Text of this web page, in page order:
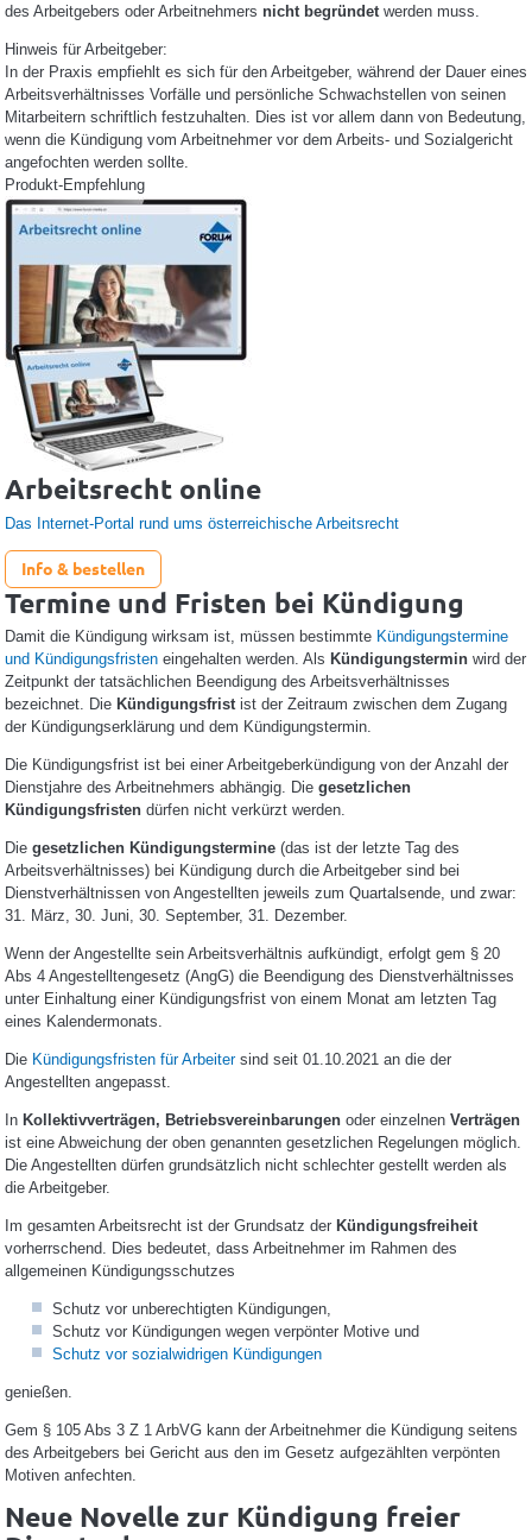
des Arbeitgebers oder Arbeitnehmers nicht begründetwerden muss.
Hinweis für Arbeitgeber:
In der Praxis empfiehlt es sich für den Arbeitgeber, während der Dauer eines
Arbeitsverhältnisses Vorfälle und persönliche Schwachstellen von seinen
Mitarbeitern schriftlich festzuhalten. Dies ist vor allem dann von Bedeutung,
wenn die Kündigung vom Arbeitnehmer vor dem Arbeits- und Sozialgericht
angefochten werden sollte.
Produkt-Empfehlung
Arbeitsrecht online
Das Internet-Portal rund ums österreichische Arbeitsrecht
Info & bestellen
Termine und Fristen bei Kündigung
Damit die Kündigung wirksam ist, müssen bestimmte Kündigungstermine
und Kündigungsfristeneingehalten werden. Als Kündigungsterminwird der
Zeitpunkt der tatsächlichen Beendigung des Arbeitsverhältnisses
bezeichnet. Die Kündigungsfristist der Zeitraum zwischen dem Zugang
der Kündigungserklärung und dem Kündigungstermin.
Die Kündigungsfrist ist bei einer Arbeitgeberkündigung von der Anzahl der
Dienstjahre des Arbeitnehmers abhängig. Die gesetzlichen
Kündigungsfristendürfen nicht verkürzt werden.
Die gesetzlichen Kündigungstermine(das ist der letzte Tag des
Arbeitsverhältnisses) bei Kündigung durch die Arbeitgeber sind bei
Dienstverhältnissen von Angestellten jeweils zum Quartalsende, und zwar:
31. März, 30. Juni, 30. September, 31. Dezember.
Wenn der Angestellte sein Arbeitsverhältnis aufkündigt, erfolgt gem § 20
Abs 4 Angestelltengesetz (AngG) die Beendigung des Dienstverhältnisses
unter Einhaltung einer Kündigungsfrist von einem Monat am letzten Tag
eines Kalendermonats.
Die Kündigungsfristen für Arbeitersind seit 01.10.2021 an die der
Angestellten angepasst.
In Kollektivverträgen, Betriebsvereinbarungenoder einzelnen Verträgen
ist eine Abweichung der oben genannten gesetzlichen Regelungen möglich.
Die Angestellten dürfen grundsätzlich nicht schlechter gestellt werden als
die Arbeitgeber.
Im gesamten Arbeitsrecht ist der Grundsatz der Kündigungsfreiheit
vorherrschend. Dies bedeutet, dass Arbeitnehmer im Rahmen des
allgemeinen Kündigungsschutzes
Schutz vor unberechtigten Kündigungen,
Schutz vor Kündigungen wegen verpönter Motive und
Schutz vor sozialwidrigen Kündigungen
genießen.
Gem § 105 Abs 3 Z 1 ArbVG kann der Arbeitnehmer die Kündigung seitens
des Arbeitgebers bei Gericht aus den im Gesetz aufgezählten verpönten
Motiven anfechten.
Neue Novelle zur Kündigung freier